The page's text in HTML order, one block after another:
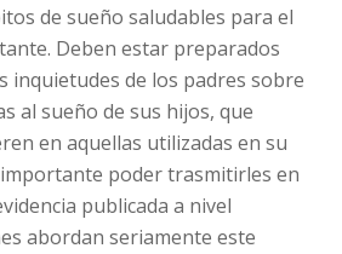
de sueño saludables para el
Deben estar preparados
inquietudes de los padres sobre
al sueño de sus hijos, que
en aquellas utilizadas en su
poder trasmitirles en
publicada a nivel
abordan seriamente este